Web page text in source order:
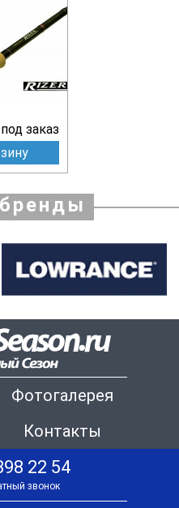
под заказ
Фотогалерея
Контакты
22 54
звонок